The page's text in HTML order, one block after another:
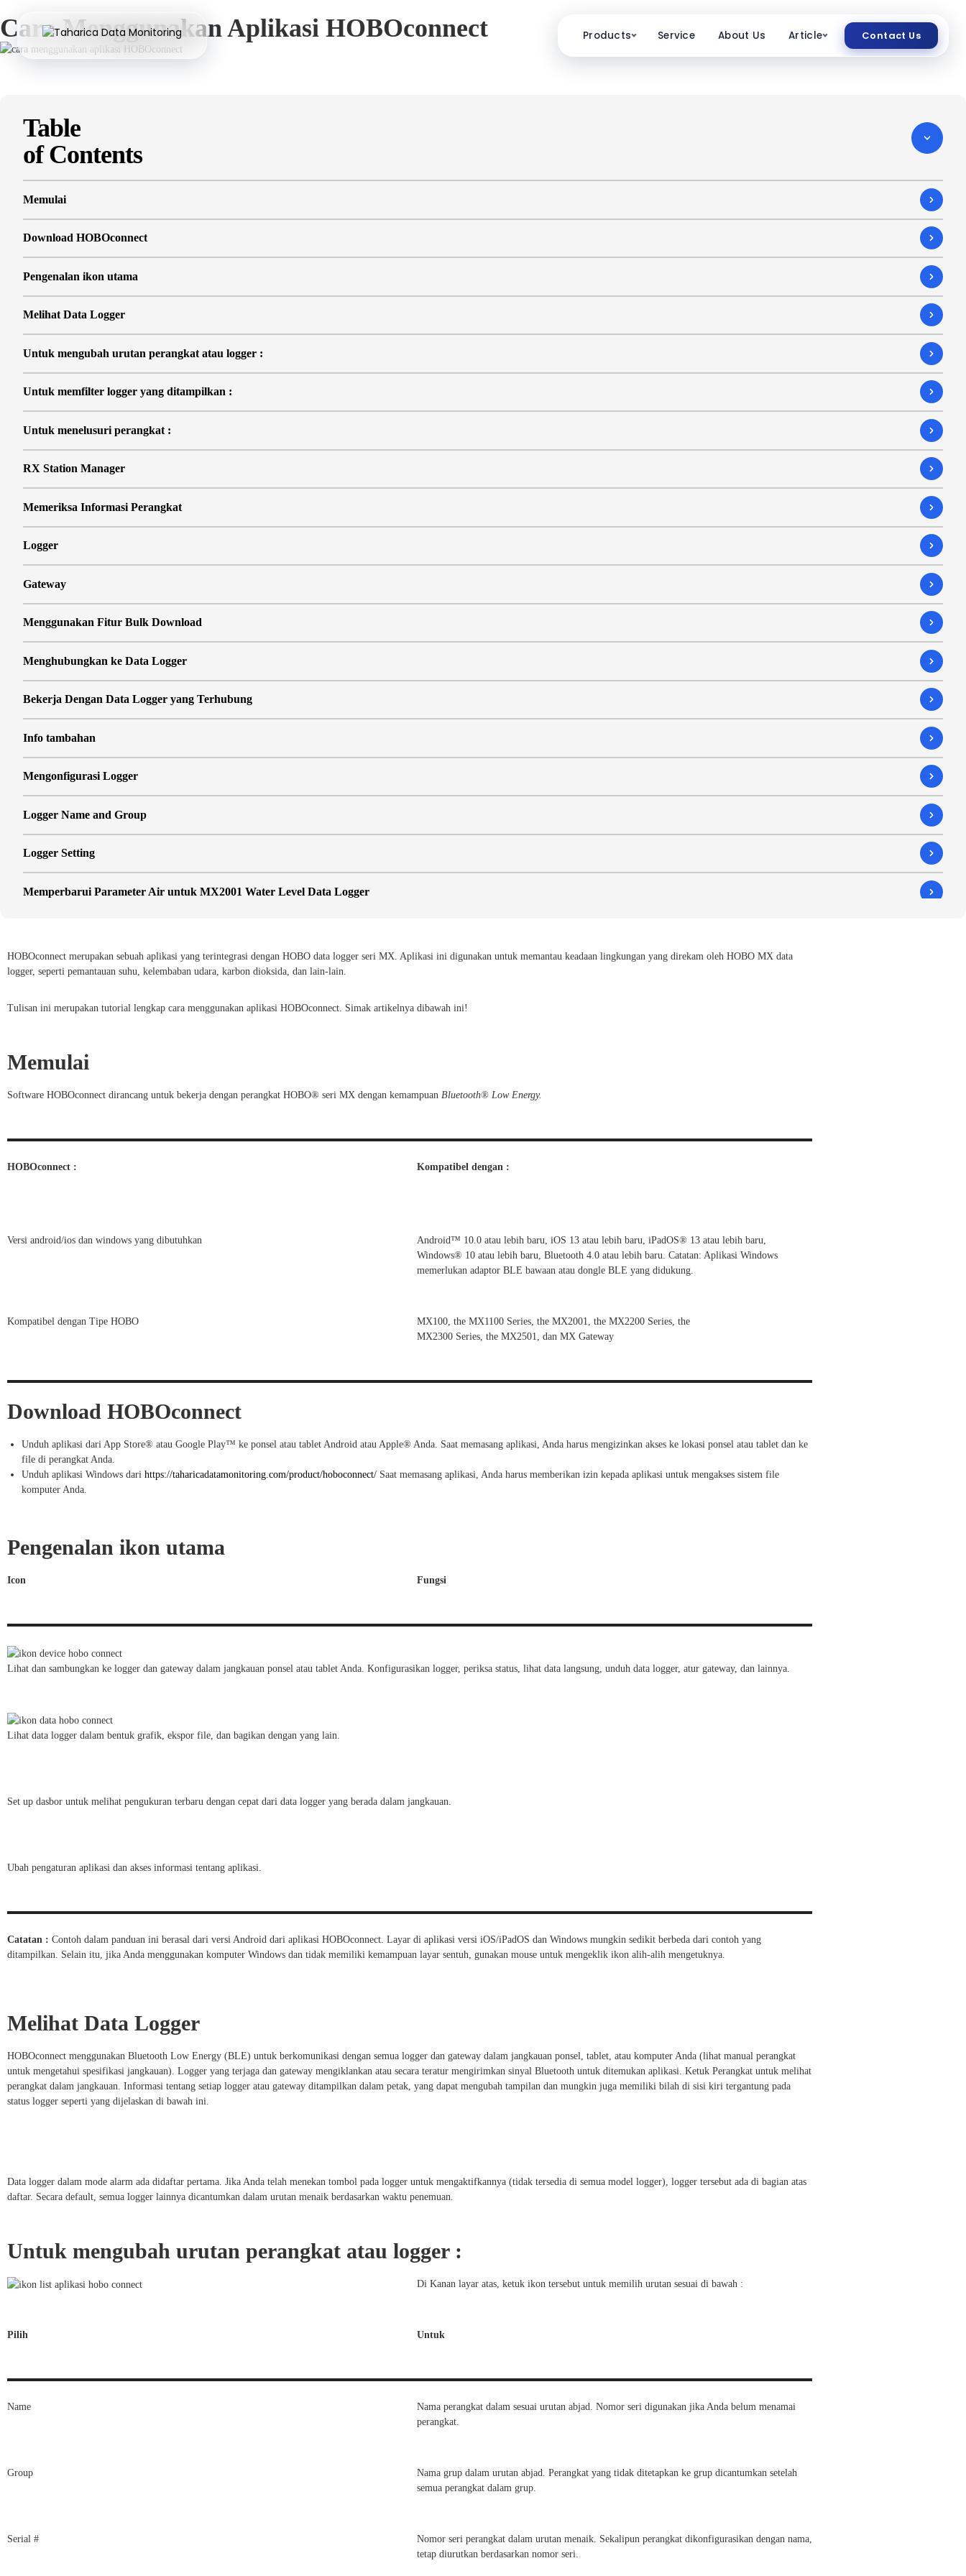
Products Service About Us Article Contact Us
Cara Menggunakan Aplikasi HOBOconnect
Table
of Contents
Memulai
Download HOBOconnect
Pengenalan ikon utama
Melihat Data Logger
Untuk mengubah urutan perangkat atau logger :
Untuk memfilter logger yang ditampilkan :
Untuk menelusuri perangkat :
RX Station Manager
Memeriksa Informasi Perangkat
Logger
Gateway
Menggunakan Fitur Bulk Download
Menghubungkan ke Data Logger
Bekerja Dengan Data Logger yang Terhubung
Info tambahan
Mengonfigurasi Logger
Logger Name and Group
Logger Setting
Memperbarui Parameter Air untuk MX2001 Water Level Data Logger
Konfigurasi Gateway
Cara Mendownload Data dari Data Logger Melalui Aplikasi HOBOconnect
Menggunakan Data File Viewer
Dashboard
HOBOconnect merupakan sebuah aplikasi yang terintegrasi dengan HOBO data logger seri MX. Aplikasi ini digunakan untuk memantau keadaan lingkungan yang direkam oleh HOBO MX data
logger, seperti pemantauan suhu, kelembaban udara, karbon dioksida, dan lain-lain.
Tulisan ini merupakan tutorial lengkap cara menggunakan aplikasi HOBOconnect. Simak artikelnya dibawah ini!
Memulai
Software HOBOconnect dirancang untuk bekerja dengan perangkat HOBO® seri MX dengan kemampuan Bluetooth® Low Energy.
HOBOconnect :
Versi android/ios dan windows yang dibutuhkan
Kompatibel dengan :
Android™ 10.0 atau lebih baru, iOS 13 atau lebih baru, iPadOS® 13 atau lebih baru,
Windows® 10 atau lebih baru, Bluetooth 4.0 atau lebih baru. Catatan: Aplikasi Windows
memerlukan adaptor BLE bawaan atau dongle BLE yang didukung.
Kompatibel dengan Tipe HOBO
MX100, the MX1100 Series, the MX2001, the MX2200 Series, the
MX2300 Series, the MX2501, dan MX Gateway
Download HOBOconnect
Unduh aplikasi dari App Store® atau Google Play™ ke ponsel atau tablet Android atau Apple® Anda. Saat memasang aplikasi, Anda harus mengizinkan akses ke lokasi ponsel atau tablet dan ke
file di perangkat Anda.
Unduh aplikasi Windows dari https://taharicadatamonitoring.com/product/hoboconnect/ Saat memasang aplikasi, Anda harus memberikan izin kepada aplikasi untuk mengakses sistem file
komputer Anda.
Pengenalan ikon utama
Icon Fungsi
Lihat dan sambungkan ke logger dan gateway dalam jangkauan ponsel atau tablet Anda. Konfigurasikan logger, periksa status, lihat data langsung, unduh data logger, atur gateway, dan lainnya.
Lihat data logger dalam bentuk grafik, ekspor file, dan bagikan dengan yang lain.
Set up dasbor untuk melihat pengukuran terbaru dengan cepat dari data logger yang berada dalam jangkauan.
Ubah pengaturan aplikasi dan akses informasi tentang aplikasi.
Catatan : Contoh dalam panduan ini berasal dari versi Android dari aplikasi HOBOconnect. Layar di aplikasi versi iOS/iPadOS dan Windows mungkin sedikit berbeda dari contoh yang
ditampilkan. Selain itu, jika Anda menggunakan komputer Windows dan tidak memiliki kemampuan layar sentuh, gunakan mouse untuk mengeklik ikon alih-alih mengetuknya.
Melihat Data Logger
HOBOconnect menggunakan Bluetooth Low Energy (BLE) untuk berkomunikasi dengan semua logger dan gateway dalam jangkauan ponsel, tablet, atau komputer Anda (lihat manual perangkat
untuk mengetahui spesifikasi jangkauan). Logger yang terjaga dan gateway mengiklankan atau secara teratur mengirimkan sinyal Bluetooth untuk ditemukan aplikasi. Ketuk Perangkat untuk melihat
perangkat dalam jangkauan. Informasi tentang setiap logger atau gateway ditampilkan dalam petak, yang dapat mengubah tampilan dan mungkin juga memiliki bilah di sisi kiri tergantung pada
status logger seperti yang dijelaskan di bawah ini.
Data logger dalam mode alarm ada didaftar pertama. Jika Anda telah menekan tombol pada logger untuk mengaktifkannya (tidak tersedia di semua model logger), logger tersebut ada di bagian atas
daftar. Secara default, semua logger lainnya dicantumkan dalam urutan menaik berdasarkan waktu penemuan.
Untuk mengubah urutan perangkat atau logger :
Di Kanan layar atas, ketuk ikon tersebut untuk memilih urutan sesuai di bawah :
Pilih Untuk
Name
Nama perangkat dalam sesuai urutan abjad. Nomor seri digunakan jika Anda belum menamai
perangkat.
Group
Nama grup dalam urutan abjad. Perangkat yang tidak ditetapkan ke grup dicantumkan setelah
semua perangkat dalam grup.
Serial #
Nomor seri perangkat dalam urutan menaik. Sekalipun perangkat dikonfigurasikan dengan nama,
tetap diurutkan berdasarkan nomor seri.